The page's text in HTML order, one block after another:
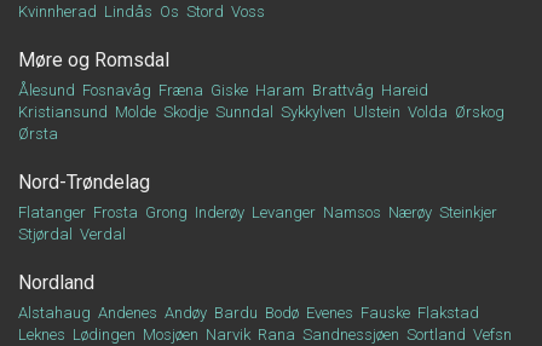
Kvinnherad Lindås Os Stord Voss
Møre og Romsdal
Ålesund Fosnavåg Fræna Giske Haram Brattvåg Hareid
Kristiansund Molde Skodje Sunndal Sykkylven Ulstein Volda Ørskog
Ørsta
Nord-Trøndelag
Flatanger Frosta Grong Inderøy Levanger Namsos Nærøy Steinkjer
Stjørdal
Verdal
Nordland
Alstahaug Andenes Andøy Bardu Bodø Evenes Fauske Flakstad
Leknes Lødingen Mosjøen Narvik Rana Sandnessjøen Sortland Vefsn